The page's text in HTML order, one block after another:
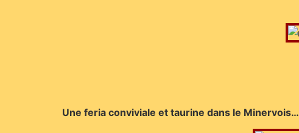
Une feria conviviale et taurine dans le Minervois…